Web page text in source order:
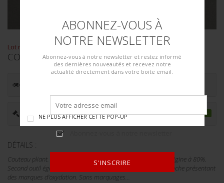
ABONNEZ-VOUS À
NOTRE NEWSLETTER
Abonnez-vous à notre newsletter et restez informé
des dernières nouveautés et recevez notre
actualité directement dans votre boite email.
S'INSCRIRE
NE PLUS AFFICHER CETTE POP-UP
Lot n° : 1071
COUTEAU PLIANT.
PRIX ADJUGÉ :40.00€
DÉTAILS :
Couteau pliant. Tout en métal. Lame dans sont bronzage d'origine à 80%.
Second outil également dans sa couleur d'origine à 70%. Manche présentant
des marques d'oxydation. Sans marquages...